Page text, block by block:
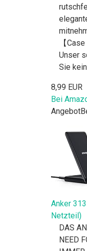
【
Unser
Sie
8,99 EUR
Bei
Angebot
Anker
Netzteil)
DAS
NEED